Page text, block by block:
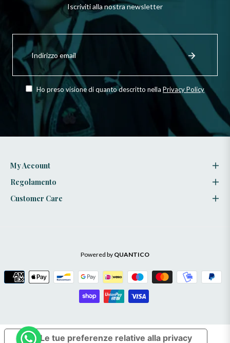
Iscriviti alla nostra newsletter
ultime
novità,
Registrati
Ho preso visione di quanto descritto nella Privacy Policy
My Account
Regolamento
Customer Care
Powered by QUANTICO
Le tue preferenze relative alla privacy